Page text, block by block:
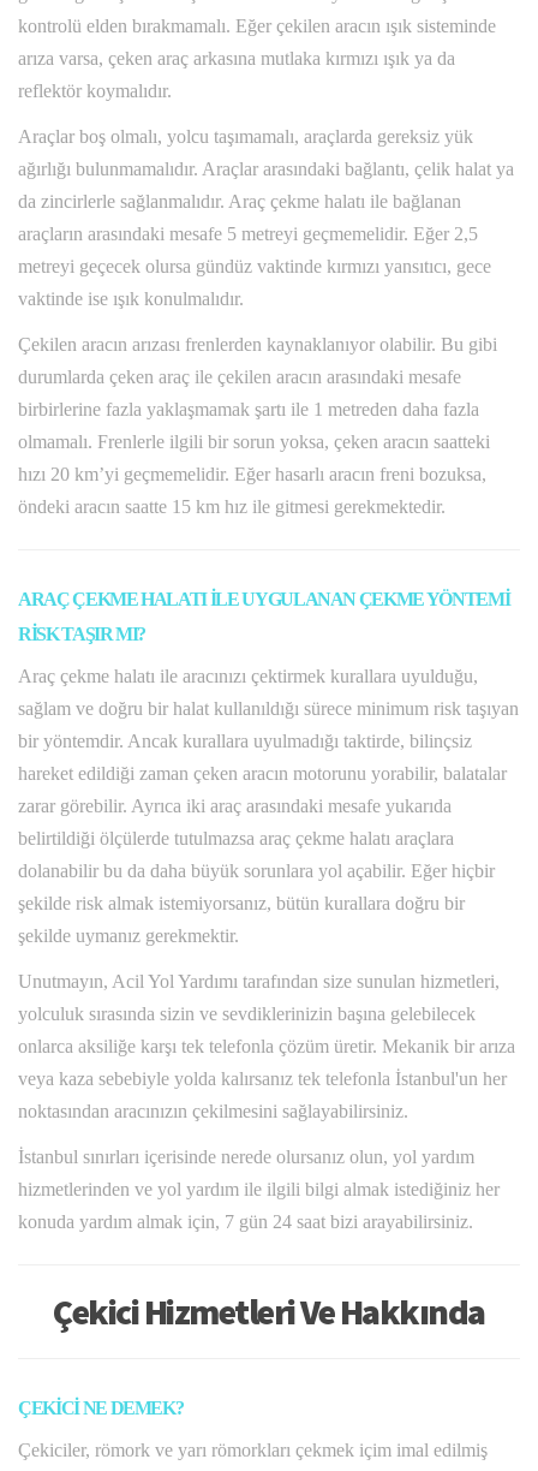
kontrolü elden bırakmamalı. Eğer çekilen aracın ışık sisteminde
arıza varsa, çeken araç arkasına mutlaka kırmızı ışık ya da
reflektör koymalıdır.
Araçlar boş olmalı, yolcu taşımamalı, araçlarda gereksiz yük
ağırlığı bulunmamalıdır. Araçlar arasındaki bağlantı, çelik halat ya
da zincirlerle sağlanmalıdır. Araç çekme halatı ile bağlanan
araçların arasındaki mesafe 5 metreyi geçmemelidir. Eğer 2,5
metreyi geçecek olursa gündüz vaktinde kırmızı yansıtıcı, gece
vaktinde ise ışık konulmalıdır.
Çekilen aracın arızası frenlerden kaynaklanıyor olabilir. Bu gibi
durumlarda çeken araç ile çekilen aracın arasındaki mesafe
birbirlerine fazla yaklaşmamak şartı ile 1 metreden daha fazla
olmamalı. Frenlerle ilgili bir sorun yoksa, çeken aracın saatteki
hızı 20 km’yi geçmemelidir. Eğer hasarlı aracın freni bozuksa,
öndeki aracın saatte 15 km hız ile gitmesi gerekmektedir.
ARAÇ ÇEKME HALATI İLE UYGULANAN ÇEKME YÖNTEMİ
RİSK TAŞIR MI?
Araç çekme halatı ile aracınızı çektirmek kurallara uyulduğu,
sağlam ve doğru bir halat kullanıldığı sürece minimum risk taşıyan
bir yöntemdir. Ancak kurallara uyulmadığı taktirde, bilinçsiz
hareket edildiği zaman çeken aracın motorunu yorabilir, balatalar
zarar görebilir. Ayrıca iki araç arasındaki mesafe yukarıda
belirtildiği ölçülerde tutulmazsa araç çekme halatı araçlara
dolanabilir bu da daha büyük sorunlara yol açabilir. Eğer hiçbir
şekilde risk almak istemiyorsanız, bütün kurallara doğru bir
şekilde uymanız gerekmektir.
Unutmayın, Acil Yol Yardımı tarafından size sunulan hizmetleri,
yolculuk sırasında sizin ve sevdiklerinizin başına gelebilecek
onlarca aksiliğe karşı tek telefonla çözüm üretir. Mekanik bir arıza
veya kaza sebebiyle yolda kalırsanız tek telefonla İstanbul'un her
noktasından aracınızın çekilmesini sağlayabilirsiniz.
İstanbul sınırları içerisinde nerede olursanız olun, yol yardım
hizmetlerinden ve yol yardım ile ilgili bilgi almak istediğiniz her
konuda yardım almak için, 7 gün 24 saat bizi arayabilirsiniz.
Çekici Hizmetleri Ve Hakkında
ÇEKİCİ NE DEMEK?
Çekiciler, römork ve yarı römorkları çekmek içim imal edilmiş